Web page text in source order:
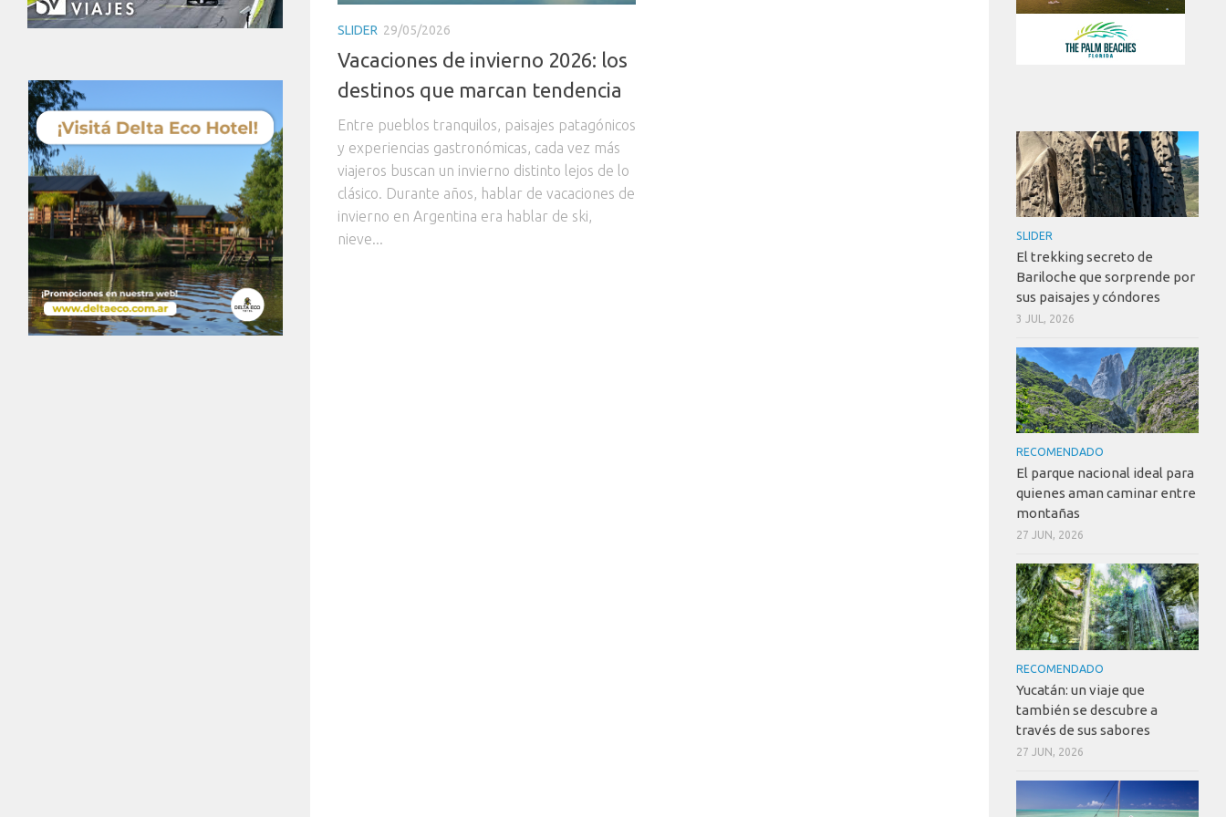
SLIDER 29/05/2026
Vacaciones de invierno 2026: los
destinos que marcan tendencia
Entre pueblos tranquilos, paisajes patagónicos
y experiencias gastronómicas, cada vez más
viajeros buscan un invierno distinto lejos de lo
clásico. Durante años, hablar de vacaciones de
invierno en Argentina era hablar de ski,
nieve...
SLIDER
El trekking secreto de
Bariloche que sorprende por
sus paisajes y cóndores
3 JUL, 2026
RECOMENDADO
El parque nacional ideal para
quienes aman caminar entre
montañas
27 JUN, 2026
RECOMENDADO
Yucatán: un viaje que
también se descubre a
través de sus sabores
27 JUN, 2026